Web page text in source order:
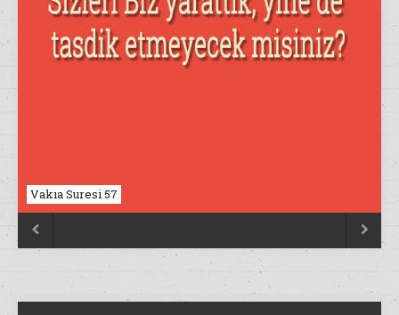
Vakıa Suresi 57
Nahl Suresi 17
 